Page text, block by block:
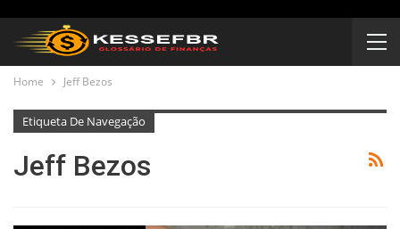
Home Jeff Bezos
Etiqueta De Navegação
Jeff Bezos